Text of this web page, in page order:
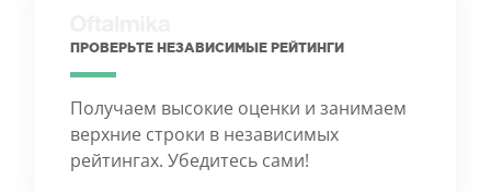
ПРОВЕРЬТЕ НЕЗАВИСИМЫЕ РЕЙТИНГИ
Получаем высокие оценки и занимаем
верхние строки в независимых
рейтингах. Убедитесь сами!